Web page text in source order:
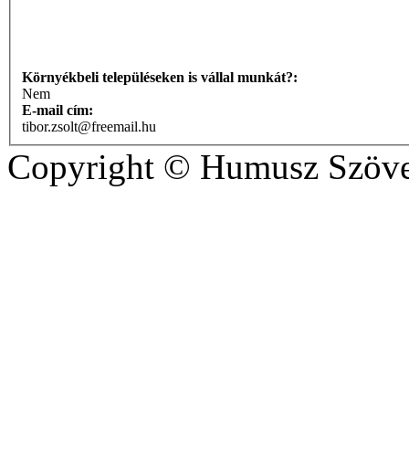
Környékbeli településeken is vállal munkát?:
Nem
E-mail cím:
tibor.zsolt@freemail.hu
Copyright © Humusz